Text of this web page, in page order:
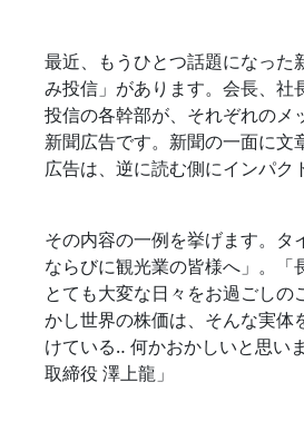
最近、もうひとつ話題になった
み投信」があります。会長、社
投信の各幹部が、それぞれのメ
新聞広告です。新聞の一面に文
広告は、逆に読む側にインパク
その内容の一例を挙げます。タ
ならびに観光業の皆様へ」。「
とても大変な日々をお過ごしの
かし世界の株価は、そんな実体
けている‥ 何かおかしいと思い
取締役 澤上龍」